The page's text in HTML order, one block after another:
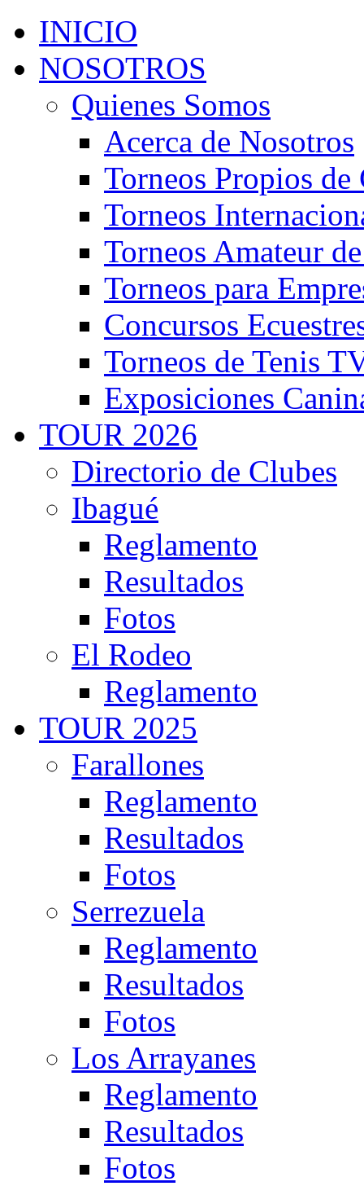
INICIO
NOSOTROS
Quienes Somos
Acerca de Nosotros
Torneos Propios
Torneos
Torneos Amateur
Torneos para
Concursos
Torneos de Tenis
Exposiciones
TOUR 2026
Directorio de Clubes
Ibagué
Reglamento
Resultados
Fotos
El Rodeo
Reglamento
TOUR 2025
Farallones
Reglamento
Resultados
Fotos
Serrezuela
Reglamento
Resultados
Fotos
Los Arrayanes
Reglamento
Resultados
Fotos